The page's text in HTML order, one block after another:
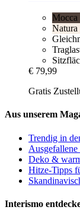
Mocca
Natura
€ 79,99
Gratis
Aus unserem
Trendig in
Deko &
Hitze-Tipps
Interismo